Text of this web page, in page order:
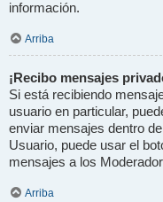
información.
Arriba
¡Recibo mensajes
Si está recibiendo
usuario en particular,
enviar mensajes dentro
Usuario, puede usar el
mensajes a los
Arriba